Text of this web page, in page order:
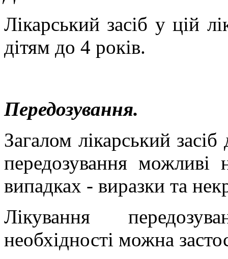
Лікарський засіб у цій
дітям до 4 років.
Передозування.
Загалом лікарський
передозування можливі
випадках - виразки та
Лікування
необхідності можна